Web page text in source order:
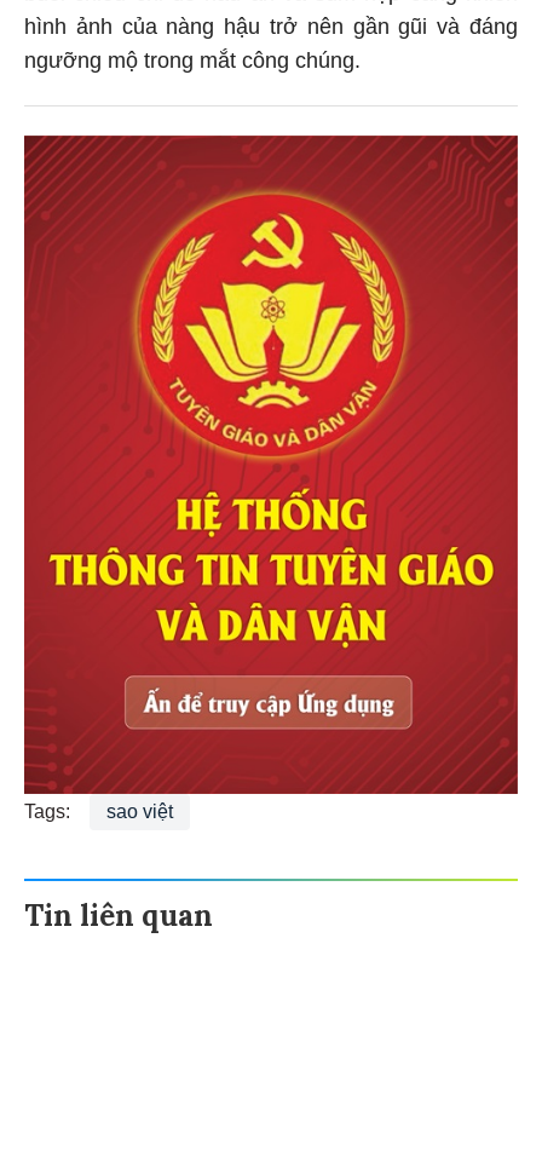
hình ảnh của nàng hậu trở nên gần gũi và đáng
ngưỡng mộ trong mắt công chúng.
Tags: sao việt
Tin liên quan